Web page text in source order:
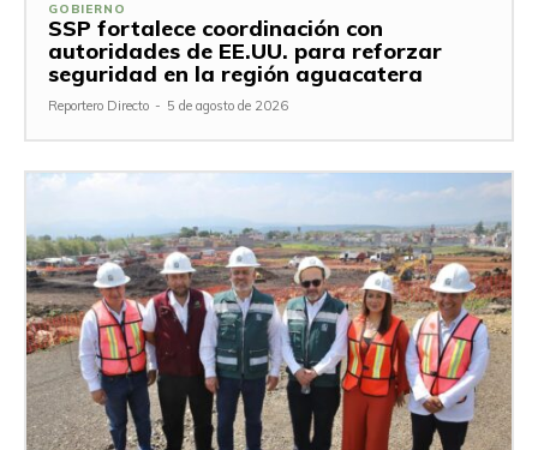
GOBIERNO
SSP fortalece coordinación con
autoridades de EE.UU. para reforzar
seguridad en la región aguacatera
Reportero Directo - 5 de agosto de 2026